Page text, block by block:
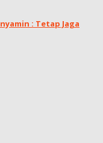
: Tetap Jaga